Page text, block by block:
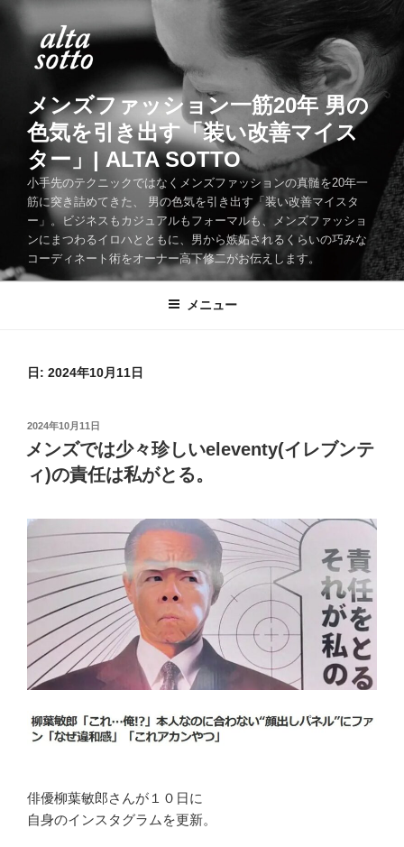
メンズファッション一筋20年 男の
色気を引き出す「装い改善マイス
ター」| ALTA SOTTO
小手先のテクニックではなくメンズファッションの真髄を20年一
筋に突き詰めてきた、 男の色気を引き出す「装い改善マイスタ
ー」。ビジネスもカジュアルもフォーマルも、メンズファッショ
ンにまつわるイロハとともに、男から嫉妬されるくらいの巧みな
コーディネート術をオーナー高下修二がお伝えします。
メニュー
日: 2024年10月11日
投
日:
2024年10月11日
メンズでは少々珍しいeleventy(イレブンテ
ィ)の責任は私がとる。
俳優柳葉敏郎さんが１０日に
自身のインスタグラムを更新。